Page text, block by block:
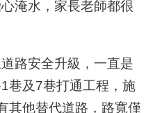
淹水，家長老師都很
路安全升級，一直是
巷及7巷打通工程，施
其他替代道路，路寬僅